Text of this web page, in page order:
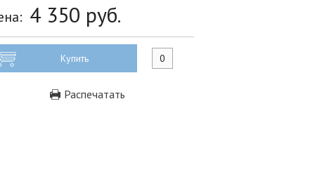
4 350 руб.
Купить
Распечатать